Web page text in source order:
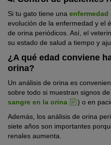
Si tu gato tiene una enfermedad
evolución de la enfermedad y el
de orina periódicos. Así, el
su estado de salud a tiempo y
¿A qué edad conviene
orina?
Un análisis de orina es
sobre todo si muestran signos
sangre en la orina
) o en
Además, los análisis de orina
siete años son importantes
renales aumenta.